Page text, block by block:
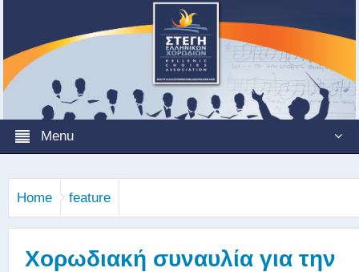
Menu
Home feature
Χορωδιακή συναυλία για την